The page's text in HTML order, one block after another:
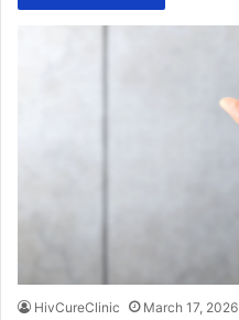
HivCureClinic March 17, 2026